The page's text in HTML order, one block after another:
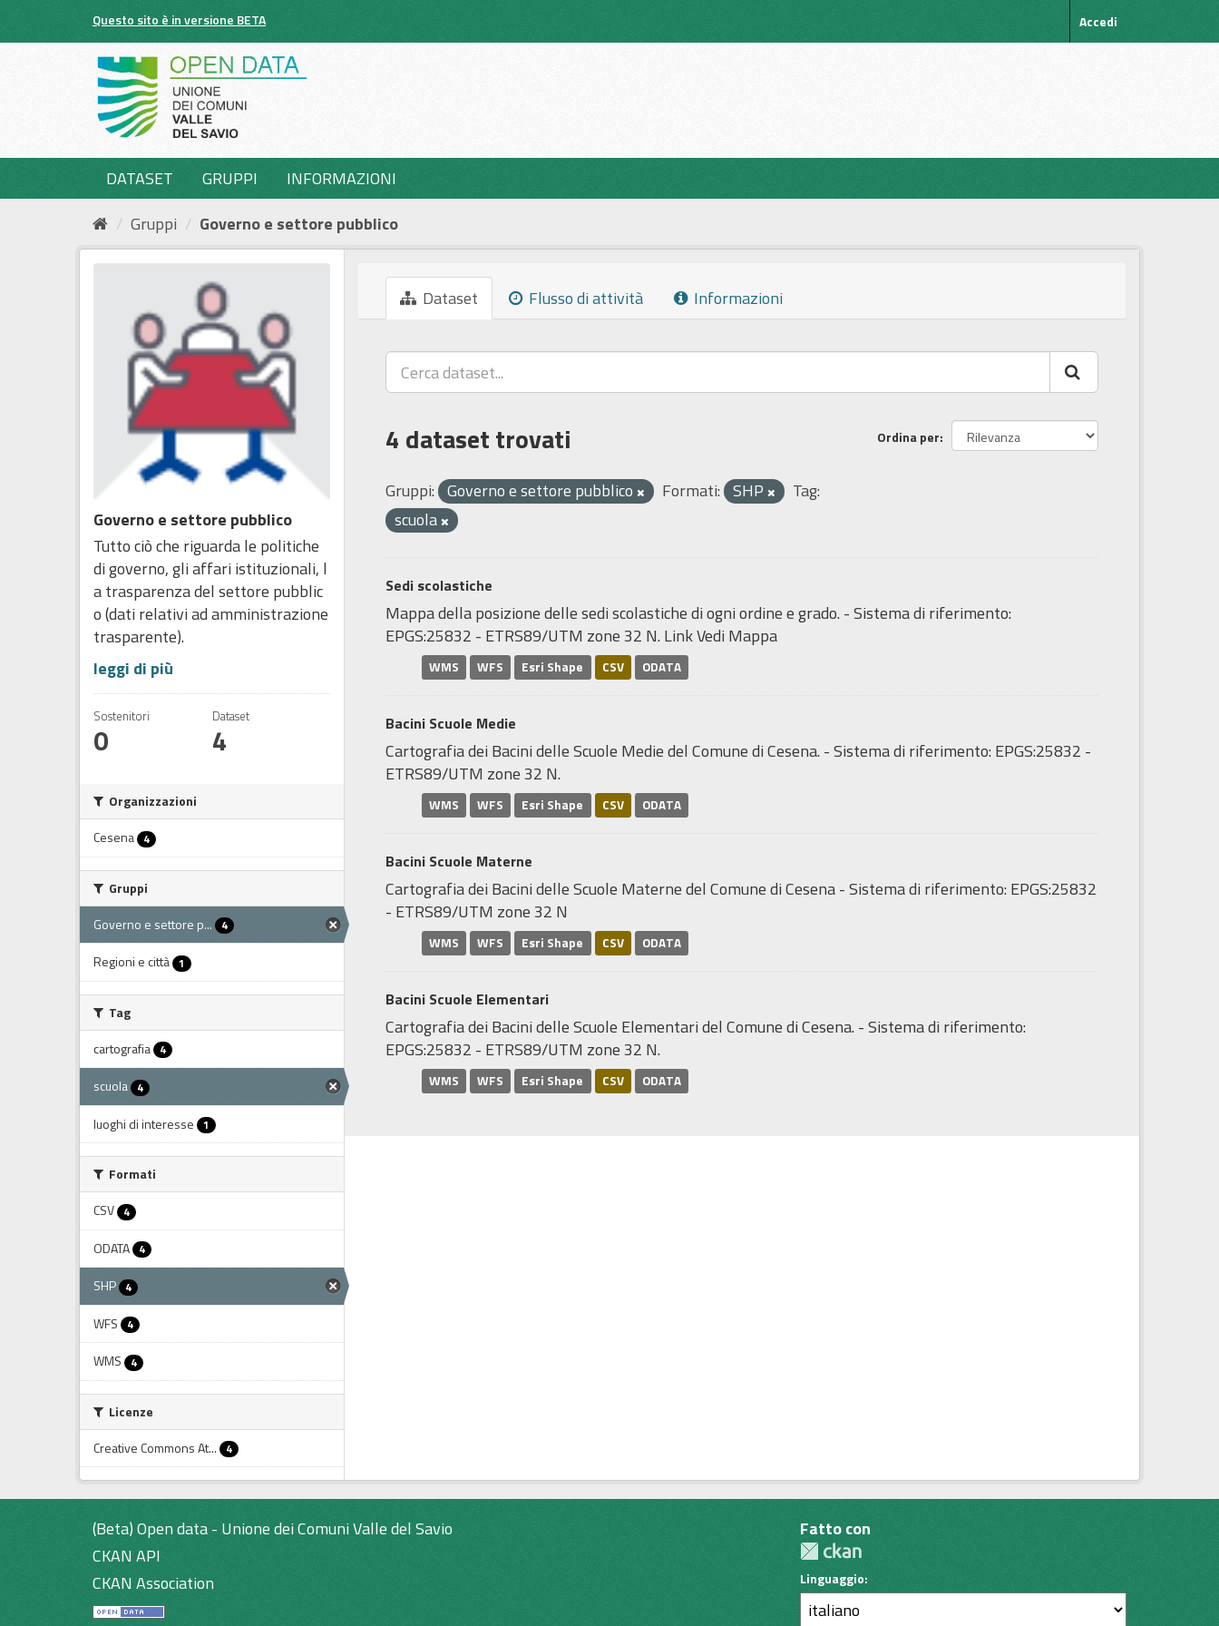
Questo sito è in versione BETA Accedi
DATASET GRUPPI
INFORMAZIONI
Gruppi
Governo e settore pubblico
Governo e settore pubblico
Tutto ciò che riguarda le politiche
di governo, gli affari istituzionali, l
a trasparenza del settore pubblic
o (dati relativi ad amministrazione
trasparente).
leggi di più
Sostenitori
0
Dataset
4
Organizzazioni
Cesena 4
Gruppi
Governo e settore p...
4
Regioni e città 1
Tag
cartografia 4
scuola 4
luoghi di interesse 1
Formati
CSV 4
ODATA 4
SHP 4
WFS 4
WMS 4
Licenze
Creative Commons At...
4
Dataset Flusso di attività Informazioni
Ordina per
4 dataset trovati
Gruppi: Governo e settore pubblico Formati: SHP
Tag:
scuola
Sedi scolastiche
Mappa della posizione delle sedi scolastiche di ogni ordine e grado. - Sistema di riferimento:
EPGS:25832 - ETRS89/UTM zone 32 N. Link Vedi Mappa
WMS WFS Esri Shape CSV ODATA
Bacini Scuole Medie
Cartografia dei Bacini delle Scuole Medie del Comune di Cesena. - Sistema di riferimento: EPGS:25832 -
ETRS89/UTM zone 32 N.
WMS WFS Esri Shape CSV ODATA
Bacini Scuole Materne
Cartografia dei Bacini delle Scuole Materne del Comune di Cesena - Sistema di riferimento: EPGS:25832
- ETRS89/UTM zone 32 N
WMS WFS Esri Shape CSV ODATA
Bacini Scuole Elementari
Cartografia dei Bacini delle Scuole Elementari del Comune di Cesena. - Sistema di riferimento:
EPGS:25832 - ETRS89/UTM zone 32 N.
WMS WFS Esri Shape CSV ODATA
(Beta) Open data - Unione dei Comuni Valle del Savio
CKAN API
CKAN Association
Fatto con
Linguaggio